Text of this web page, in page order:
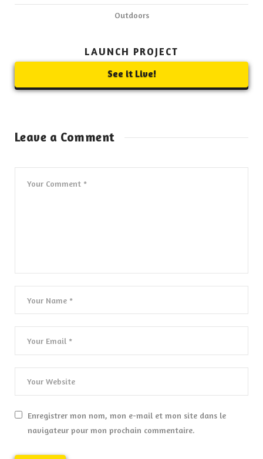
Outdoors
LAUNCH PROJECT
See it Live!
Leave a Comment
Enregistrer mon nom, mon e-mail et mon site dans le
navigateur pour mon prochain commentaire.